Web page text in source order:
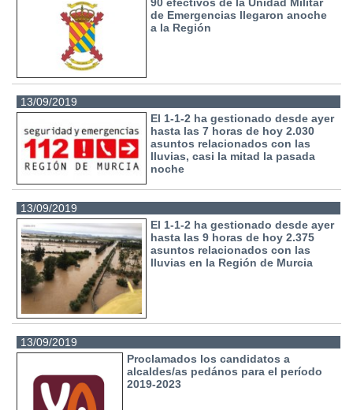
de Emergencias llegaron anoche
a la Región
13/09/2019
El 1-1-2 ha gestionado desde ayer
hasta las 7 horas de hoy 2.030
asuntos relacionados con las
lluvias, casi la mitad la pasada
noche
13/09/2019
El 1-1-2 ha gestionado desde ayer
hasta las 9 horas de hoy 2.375
asuntos relacionados con las
lluvias en la Región de Murcia
13/09/2019
Proclamados los candidatos a
alcaldes/as pedános para el período
2019-2023